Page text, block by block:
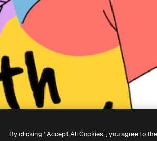
By clicking “Accept All Cookies”, you agree to